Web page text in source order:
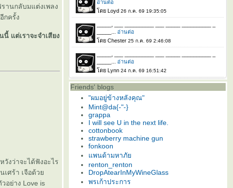
านกลับมแต่งเพลง
กครั้ง
แต่เราจะจำเสียง
งว่าจะได้ฟังอะไร
เศร้า เจือด้ว
อย่าง Love is
Friends' blogs
"ผมอยู่ข้างหลังคุณ"
Mint@da{-"-}
grappa
I will see U in the next life.
cottonbook
strawberry machine gun
fonkoon
พนด้ามหาภั
renton_renton
DropAtearInMyWineGlass
พรเก้าประการ